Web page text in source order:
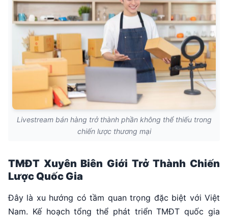
Livestream bán hàng trở thành phần không thể thiếu trong
chiến lược thương mại
TMĐT Xuyên Biên Giới Trở Thành Chiến
Lược Quốc Gia
Đây là xu hướng có tầm quan trọng đặc biệt với Việt
Nam. Kế hoạch tổng thể phát triển TMĐT quốc gia